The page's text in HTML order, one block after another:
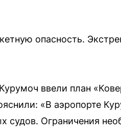
опасность.
ввели план
«В аэропорте
судов. Ограничения